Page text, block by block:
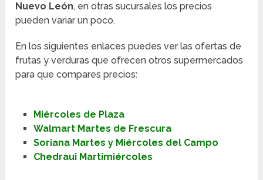
Nuevo León, en otras sucursales los precios
pueden variar un poco.
En los siguientes enlaces puedes ver las ofertas de
frutas y verduras que ofrecen otros supermercados
para que compares precios:
Miércoles de Plaza
Walmart Martes de Frescura
Soriana Martes y Miércoles del Campo
Chedraui Martimiércoles